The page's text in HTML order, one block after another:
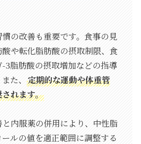
の改善も重要です。食事の見
や転化脂肪酸の摂取制限、食
3脂肪酸の摂取増加などの指導
た、定期的な運動や体重管
れます。
内服薬の併用により、中性脂
ルの値を適正範囲に調整する